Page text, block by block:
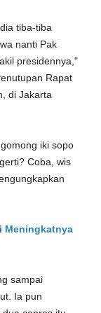
tiba-tiba
nanti Pak
presidennya,"
Rapat
di Jakarta
iki sopo
Coba, wis
Meningkatnya
sampai
Ia pun